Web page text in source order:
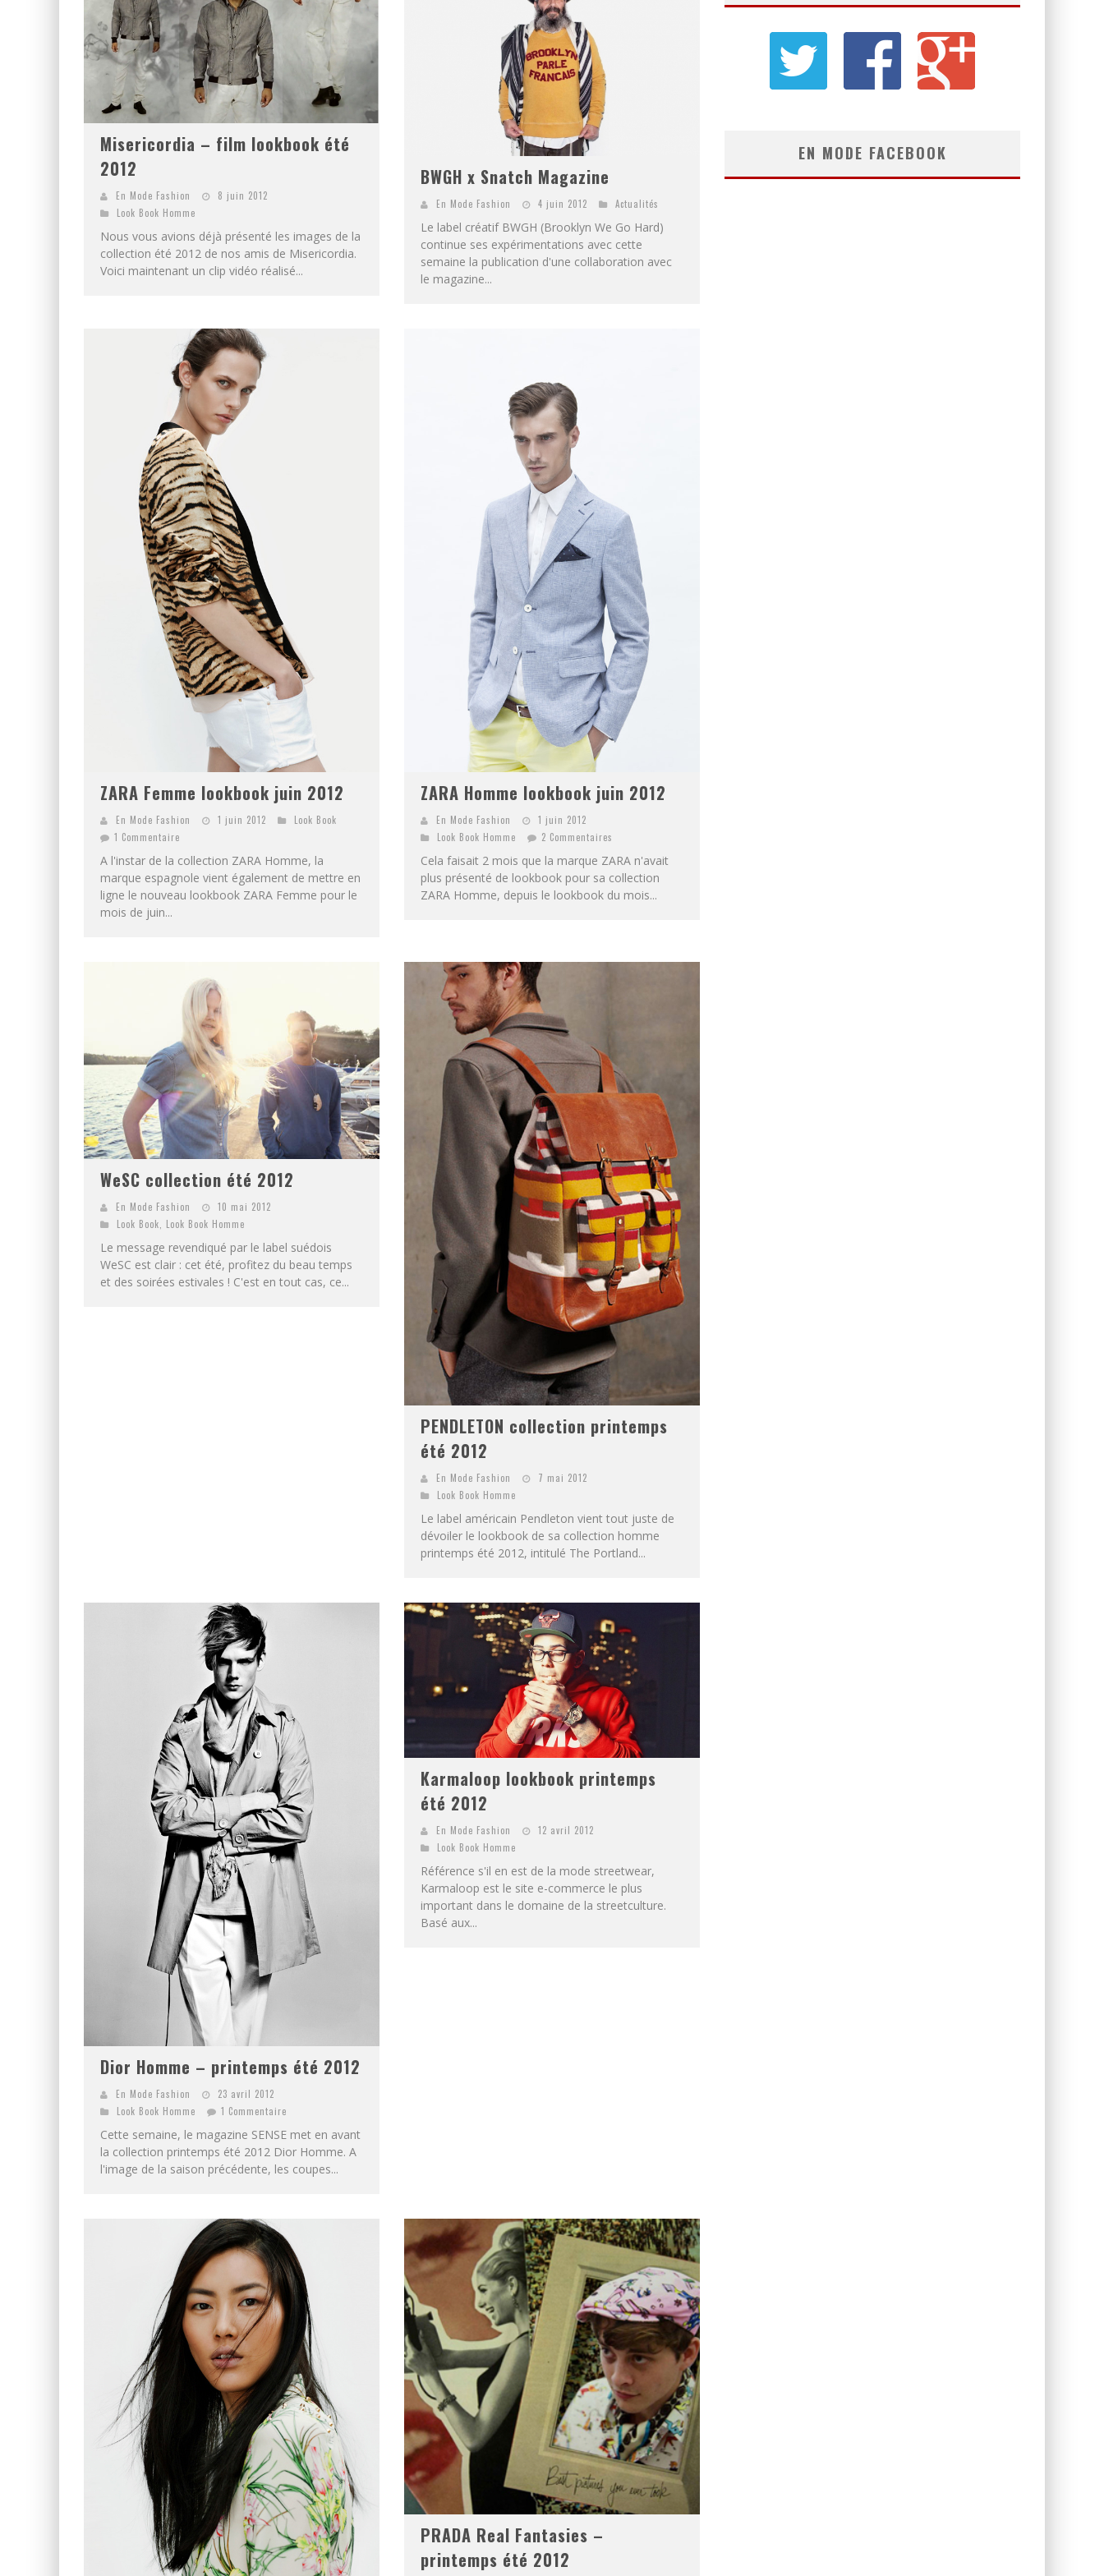
Misericordia – film lookbook été
2012
En Mode Fashion
8 juin 2012
Look Book Homme
Nous vous avions déjà présenté les images de la
collection été 2012 de nos amis de Misericordia.
Voici maintenant un clip vidéo réalisé...
BWGH x Snatch Magazine
En Mode Fashion 4 juin 2012 Actualités
Le label créatif BWGH (Brooklyn We Go Hard)
continue ses expérimentations avec cette
semaine la publication d'une collaboration avec
le magazine...
ZARA Femme lookbook juin 2012
En Mode Fashion 1 juin 2012
Look Book
1 Commentaire
A l'instar de la collection ZARA Homme, la
marque espagnole vient également de mettre en
ligne le nouveau lookbook ZARA Femme pour le
mois de juin...
ZARA Homme lookbook juin 2012
En Mode Fashion
1 juin 2012
Look Book Homme
2 Commentaires
Cela faisait 2 mois que la marque ZARA n'avait
plus présenté de lookbook pour sa collection
ZARA Homme, depuis le lookbook du mois...
WeSC collection été 2012
En Mode Fashion
10 mai 2012
Look Book
Look Book Homme
Le message revendiqué par le label suédois
WeSC est clair : cet été, profitez du beau temps
et des soirées estivales ! C'est en tout cas, ce...
PENDLETON collection printemps
été 2012
En Mode Fashion
7 mai 2012
Look Book Homme
Le label américain Pendleton vient tout juste de
dévoiler le lookbook de sa collection homme
printemps été 2012, intitulé The Portland...
Dior Homme – printemps été 2012
En Mode Fashion
23 avril 2012
Look Book Homme
1 Commentaire
Cette semaine, le magazine SENSE met en avant
la collection printemps été 2012 Dior Homme. A
l'image de la saison précédente, les coupes...
Karmaloop lookbook printemps
été 2012
En Mode Fashion
12 avril 2012
Look Book Homme
Référence s'il en est de la mode streetwear,
Karmaloop est le site e-commerce le plus
important dans le domaine de la streetculture.
Basé aux...
PRADA Real Fantasies –
printemps été 2012
EN MODE FACEBOOK